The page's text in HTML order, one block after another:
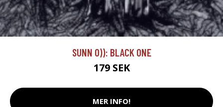
SUNN 0)): BLACK ONE
179 SEK
MER INFO!